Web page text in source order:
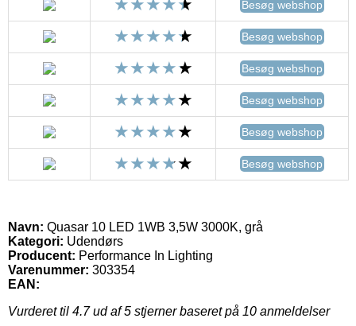
Besøg webshop
Besøg webshop
Besøg webshop
Besøg webshop
Besøg webshop
Besøg webshop
Navn: Quasar 10 LED 1WB 3,5W 3000K, grå
Kategori: Udendørs
Producent: Performance In Lighting
Varenummer: 303354
EAN:
Vurderet til 4.7ud af 5 stjerner baseret på 10 anmeldelser